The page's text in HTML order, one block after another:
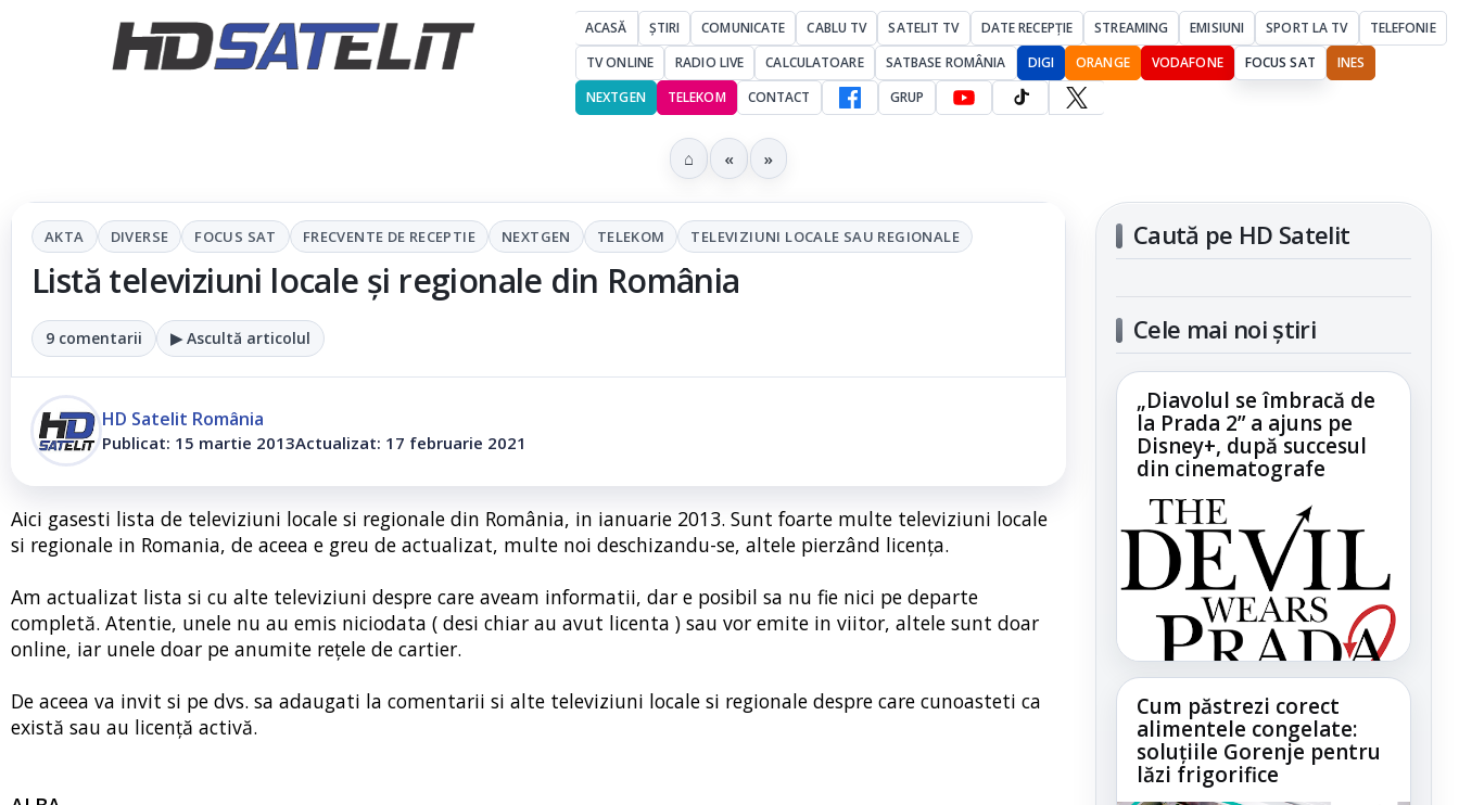
ACASĂ ȘTIRI COMUNICATE CABLU TV SATELIT TV DATE RECEPȚIE STREAMING EMISIUNI SPORT LA TV
TELEFONIE
TV ONLINE
RADIO LIVE CALCULATOARE SATBASE ROMÂNIA DIGI ORANGE VODAFONE FOCUS SAT
INES
NEXTGEN
TELEKOM CONTACT GRUP
⌂ « »
AKTA DIVERSE FOCUS SAT FRECVENTE DE RECEPTIE NEXTGEN TELEKOM TELEVIZIUNI LOCALE SAU REGIONALE
Listă televiziuni locale și regionale din România
9 comentarii ▶ Ascultă articolul
HD Satelit România
Publicat: 15 martie 2013Actualizat: 17 februarie 2021
Aici gasesti lista de televiziuni locale si regionale din România, in ianuarie 2013. Sunt foarte multe televiziuni locale
si regionale in Romania, de aceea e greu de actualizat, multe noi deschizandu-se, altele pierzând licența.
Am actualizat lista si cu alte televiziuni despre care aveam informatii, dar e posibil sa nu fie nici pe departe
completă. Atentie, unele nu au emis niciodata ( desi chiar au avut licenta ) sau vor emite in viitor, altele sunt doar
online, iar unele doar pe anumite rețele de cartier.
De aceea va invit si pe dvs. sa adaugati la comentarii si alte televiziuni locale si regionale despre care cunoasteti ca
există sau au licență activă.
Caută pe HD Satelit
Cele mai noi știri
„Diavolul se îmbracă de
la Prada 2” a ajuns pe
Disney+, după succesul
din cinematografe
Cum păstrezi corect
alimentele congelate:
soluțiile Gorenje pentru
lăzi frigorifice